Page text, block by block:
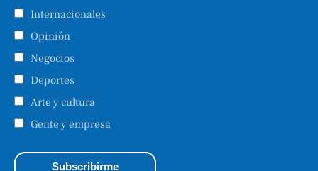
Internacionales
Opinión
Negocios
Deportes
Arte y cultura
Gente y empresa